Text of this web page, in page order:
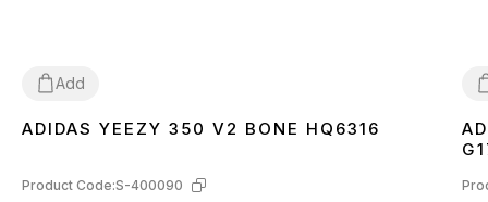
Add
36 3738 39 404142 43 444546
ADIDAS YEEZY 350 V2 BONE HQ6316
Product Code:S-400090